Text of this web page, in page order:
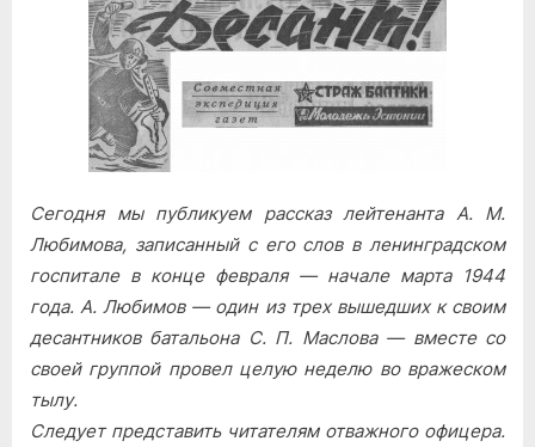
Сражались
героически
Сегодня мы публикуем рассказ лейтенанта А. М.
Любимова, записанный с его слов в ленинградском
госпитале в конце февраля — начале марта 1944
года. А. Любимов — один из трех вышедших к своим
десантников батальона С. П. Маслова — вместе со
своей группой провел целую неделю во вражеском
тылу.
Следует представить читателям отважного офицера.